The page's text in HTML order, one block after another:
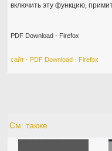
включить эту функцию,
PDF Download - Firefox
сайт - PDF Download - Firefox
См. также